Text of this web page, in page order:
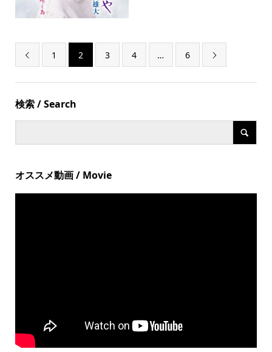
 1 2 3 4 … 6 
検索 / Search
オススメ動画 / Movie